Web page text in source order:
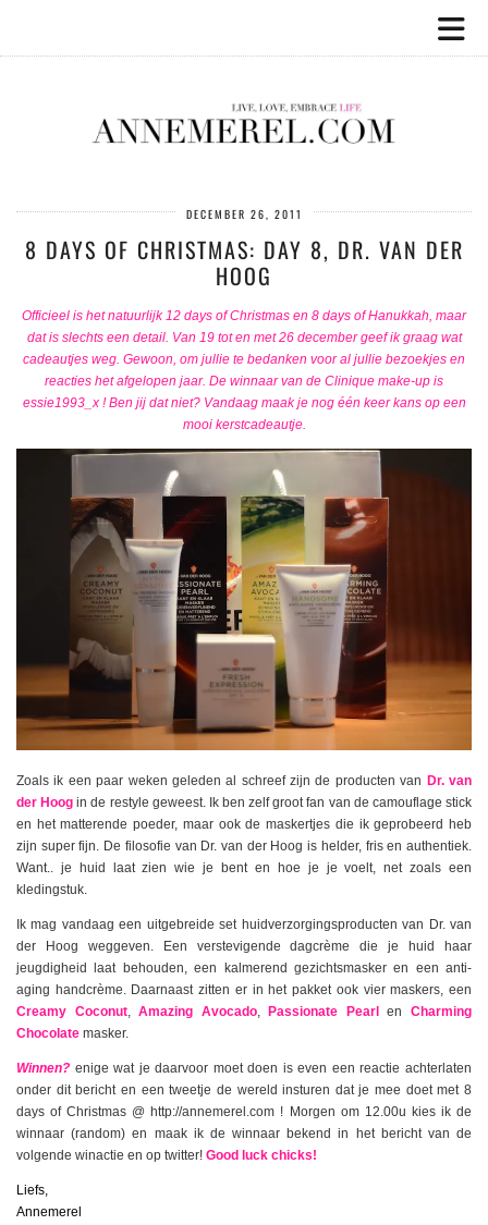
DECEMBER 26, 2011
8 DAYS OF CHRISTMAS: DAY 8, DR. VAN DER
HOOG
Officieel is het natuurlijk 12 days of Christmas en 8 days of Hanukkah, maar
dat is slechts een detail. Van 19 tot en met 26 december geef ik graag wat
cadeautjes weg. Gewoon, om jullie te bedanken voor al jullie bezoekjes en
reacties het afgelopen jaar. De winnaar van de Clinique make-up is
essie1993_x ! Ben jij dat niet? Vandaag maak je nog één keer kans op een
mooi kerstcadeautje.
Zoals ik een paar weken geleden al schreef zijn de producten van Dr. van
der Hoogin de restyle geweest. Ik ben zelf groot fan van de camouflage stick
en het matterende poeder, maar ook de maskertjes die ik geprobeerd heb
zijn super fijn. De filosofie van Dr. van der Hoog is helder, fris en authentiek.
Want.. je huid laat zien wie je bent en hoe je je voelt, net zoals een
kledingstuk.
Ik mag vandaag een uitgebreide set huidverzorgingsproducten van Dr. van
der Hoog weggeven. Een verstevigende dagcrème die je huid haar
jeugdigheid laat behouden, een kalmerend gezichtsmasker en een anti-
aging handcrème. Daarnaast zitten er in het pakket ook vier maskers, een
Creamy Coconut,Amazing Avocado, Passionate Pearl enCharming
Chocolate masker.
Winnen? enige wat je daarvoor moet doen is even een reactie achterlaten
onder dit bericht en een tweetje de wereld insturen dat je mee doet met 8
days of Christmas @ http://annemerel.com ! Morgen om 12.00u kies ik de
winnaar (random) en maak ik de winnaar bekend in het bericht van de
volgende winactie en op twitter! Good luck chicks!
Liefs,
Annemerel